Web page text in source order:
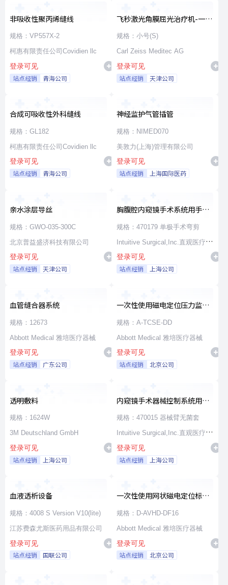
非吸收性聚丙烯缝线
规格：VP557X-2
柯惠有限责任公司Covidien llc
登录可见
站点经销 青海公司
飞秒激光角膜屈光治疗机-一次
性使用无菌治疗包
规格：小号(S)
Carl Zeiss Meditec AG
登录可见
站点经销 天津公司
合成可吸收性外科缝线
规格：GL182
柯惠有限责任公司Covidien llc
登录可见
站点经销 青海公司
神经监护气管插管
规格：NIMED070
美敦力(上海)管理有限公司
登录可见
站点经销 上海国际医药
亲水涂层导丝
规格：GWO-035-300C
北京普益盛济科技有限公司
登录可见
站点经销 天津公司
胸腹腔内窥镜手术系统用手术
器械
规格：470179 单极手术弯剪
Intuitive Surgical,Inc.直观医疗公
司
登录可见
站点经销 上海公司
血管缝合器系统
规格：12673
Abbott Medical 雅培医疗器械
登录可见
站点经销 广东公司
一次性使用磁电定位压力监测
消融导管
规格：A-TCSE-DD
Abbott Medical 雅培医疗器械
登录可见
站点经销 北京公司
透明敷料
规格：1624W
3M Deutschland GmbH
登录可见
站点经销 上海公司
内窥镜手术器械控制系统用无
源器械和附件
规格：470015 器械臂无菌套
Intuitive Surgical,Inc.直观医疗公
司
登录可见
站点经销 上海公司
血液透析设备
规格：4008 S Version V10(lite)
江苏费森尤斯医药用品有限公司
登录可见
站点经销 国联公司
一次性使用网状磁电定位标测
导管
规格：D-AVHD-DF16
Abbott Medical 雅培医疗器械
登录可见
站点经销 北京公司